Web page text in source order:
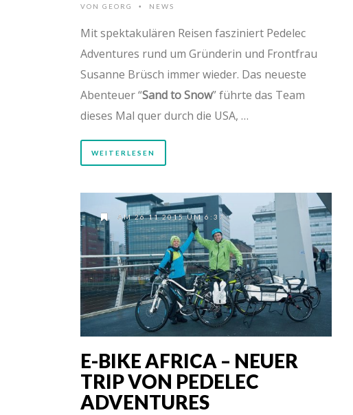
VON GEORG • NEWS
Mit spektakulären Reisen fasziniert Pedelec
Adventures rund um Gründerin und Frontfrau
Susanne Brüsch immer wieder. Das neueste
Abenteuer “Sand to Snow” führte das Team
dieses Mal quer durch die USA, …
WEITERLESEN
AM 26.11.2015 UM 6:37
E-BIKE AFRICA – NEUER
TRIP VON PEDELEC
ADVENTURES